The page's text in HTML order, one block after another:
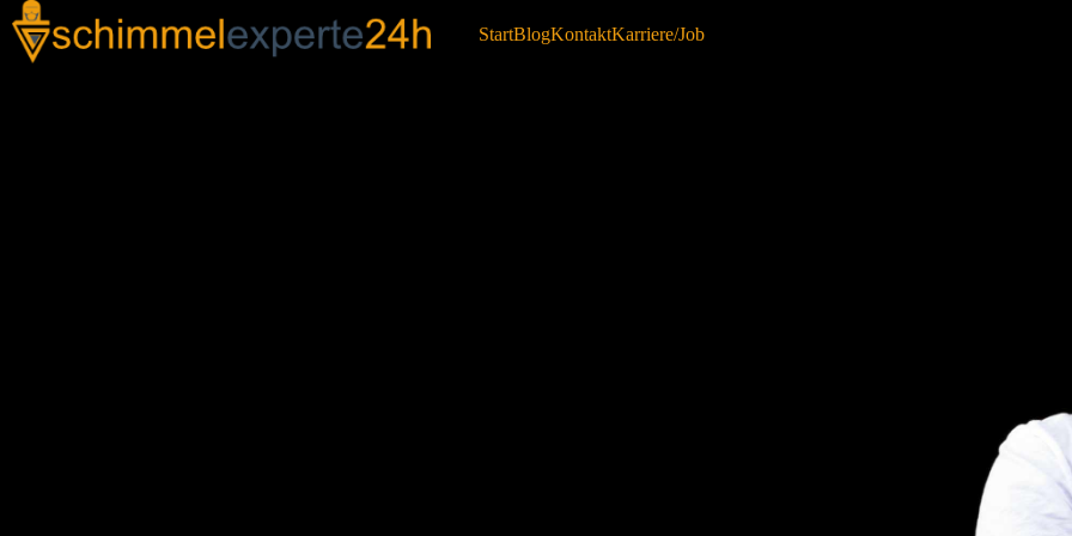
StartBlogKontaktKarriere/Job